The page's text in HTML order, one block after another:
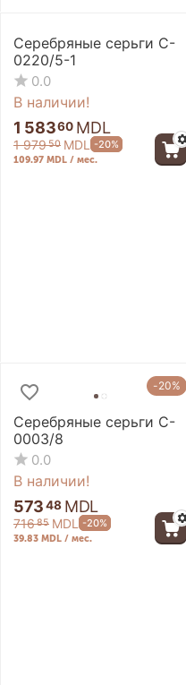
Серебряные серьги C-
0220/5-1
0.0
В наличии!
1 58360 MDL
1 97950 MDL -20%
109.97 MDL / мес.
-20%
Серебряные серьги C-
0003/8
0.0
В наличии!
57348 MDL
71685 MDL -20%
39.83 MDL / мес.